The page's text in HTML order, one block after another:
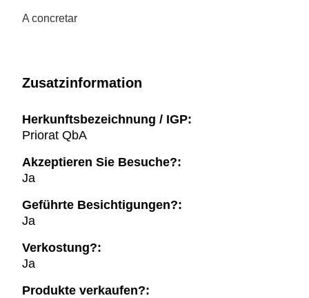
A concretar
Zusatzinformation
Herkunftsbezeichnung / IGP:
Priorat QbA
Akzeptieren Sie Besuche?:
Ja
Geführte Besichtigungen?:
Ja
Verkostung?:
Ja
Produkte verkaufen?: